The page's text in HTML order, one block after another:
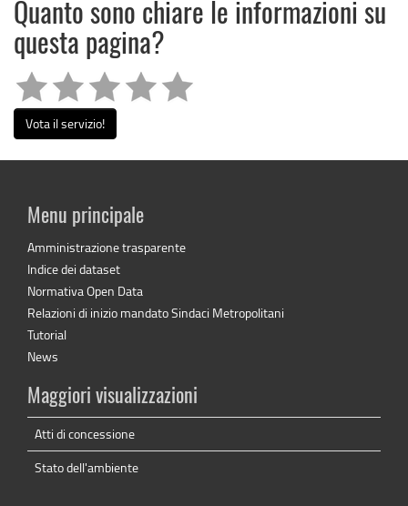
Quanto sono chiare le informazioni su
questa pagina?
Vota il servizio!
Menu principale
Amministrazione trasparente
Indice dei dataset
Normativa Open Data
Relazioni di inizio mandato Sindaci Metropolitani
Tutorial
News
Maggiori visualizzazioni
Atti di concessione
Stato dell'ambiente